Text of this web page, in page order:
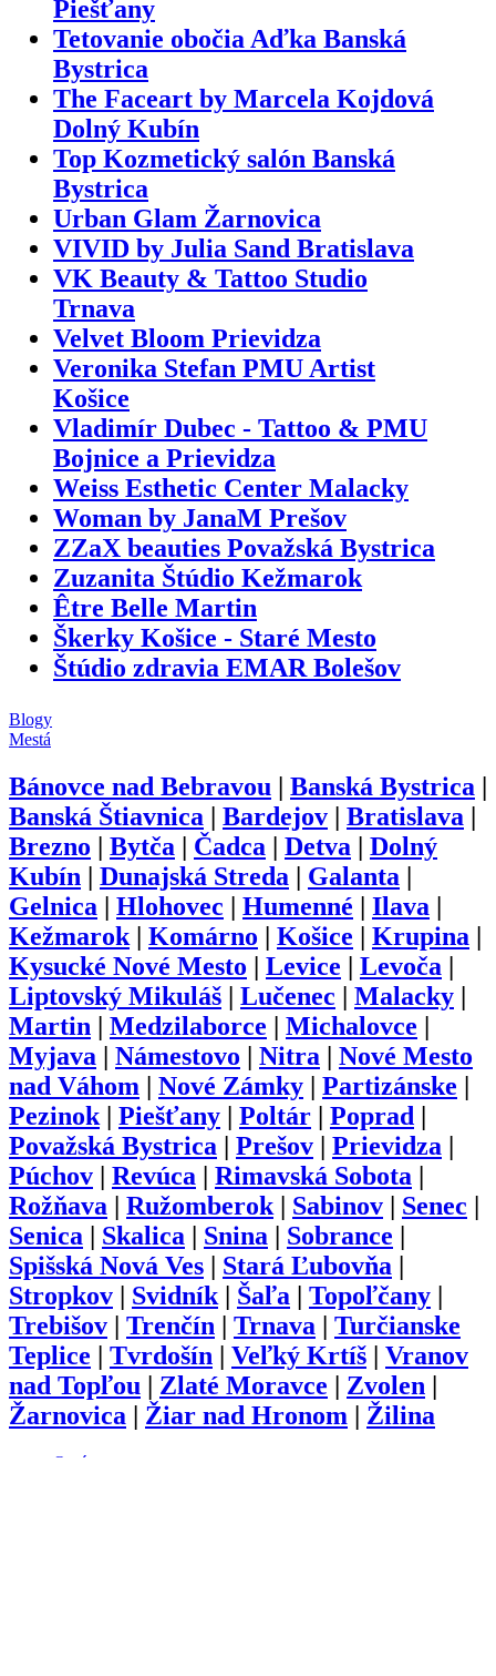
Piešťany
Tetovanie obočia Aďka Banská
Bystrica
The Faceart by Marcela Kojdová
Dolný Kubín
Top Kozmetický salón Banská
Bystrica
Urban Glam Žarnovica
VIVID by Julia Sand Bratislava
VK Beauty & Tattoo Studio
Trnava
Velvet Bloom Prievidza
Veronika Stefan PMU Artist
Košice
Vladimír Dubec - Tattoo & PMU
Bojnice a Prievidza
Weiss Esthetic Center Malacky
Woman by JanaM Prešov
ZZaX beauties Považská Bystrica
Zuzanita Štúdio Kežmarok
Être Belle Martin
Škerky Košice - Staré Mesto
Štúdio zdravia EMAR Bolešov
Blogy
Mestá
Bánovce nad Bebravou | Banská Bystrica |
Banská Štiavnica | Bardejov | Bratislava |
Brezno | Bytča | Čadca | Detva | Dolný
Kubín | Dunajská Streda | Galanta |
Gelnica | Hlohovec | Humenné | Ilava |
Kežmarok | Komárno | Košice | Krupina |
Kysucké Nové Mesto | Levice | Levoča |
Liptovský Mikuláš | Lučenec | Malacky |
Martin | Medzilaborce | Michalovce |
Myjava | Námestovo | Nitra | Nové Mesto
nad Váhom | Nové Zámky | Partizánske |
Pezinok | Piešťany | Poltár | Poprad |
Považská Bystrica | Prešov | Prievidza |
Púchov | Revúca | Rimavská Sobota |
Rožňava | Ružomberok | Sabinov | Senec |
Senica | Skalica | Snina | Sobrance |
Spišská Nová Ves | Stará Ľubovňa |
Stropkov | Svidník | Šaľa | Topoľčany |
Trebišov | Trenčín | Trnava | Turčianske
Teplice | Tvrdošín | Veľký Krtíš | Vranov
nad Topľou | Zlaté Moravce | Zvolen |
Žarnovica | Žiar nad Hronom | Žilina
O nás